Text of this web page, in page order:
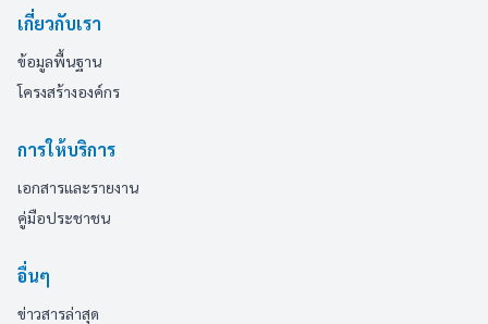
เกี่ยวกับเรา
ข้อมูลพื้นฐาน
โครงสร้างองค์กร
การให้บริการ
เอกสารและรายงาน
คู่มือประชาชน
อื่นๆ
ข่าวสารล่าสุด